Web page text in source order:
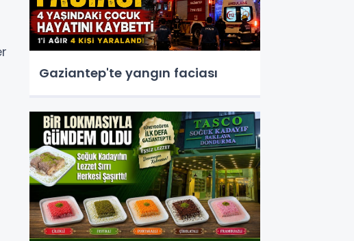
Gaziantep'te yangın faciası